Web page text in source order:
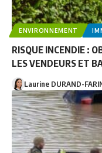
ENVIRONNEMENT
RISQUE INCENDIE :
LES VENDEURS ET
Laurine DURAND-